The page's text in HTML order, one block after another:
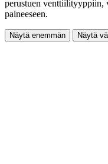
perustuen venttiilityyppiin,
paineeseen.
Näytä enemmän Näytä